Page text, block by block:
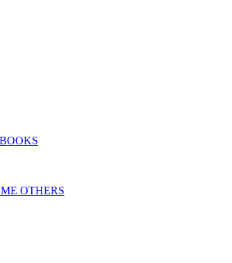
OTHERS